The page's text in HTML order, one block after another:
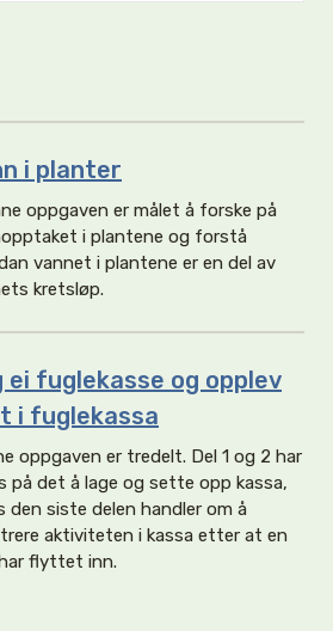
i planter
oppgaven er målet å forske på
i plantene og forstå
vannet i plantene er en del av
kretsløp.
ei fuglekasse og opplev
i fuglekassa
oppgaven er tredelt. Del 1 og 2 har
på det å lage og sette opp kassa,
den siste delen handler om å
aktiviteten i kassa etter at en
flyttet inn.